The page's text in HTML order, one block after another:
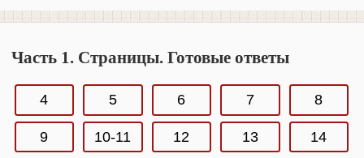
Часть 1. Страницы. Готовые ответы
4 5 6 7 8
9 10-11 12 13 14